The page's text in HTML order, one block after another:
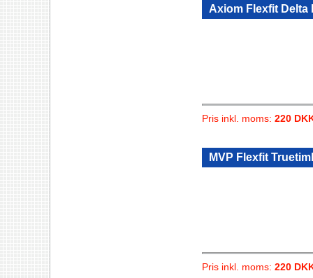
Axiom Flexfit Delta
Pris inkl. moms: 220
MVP Flexfit
Pris inkl. moms: 220